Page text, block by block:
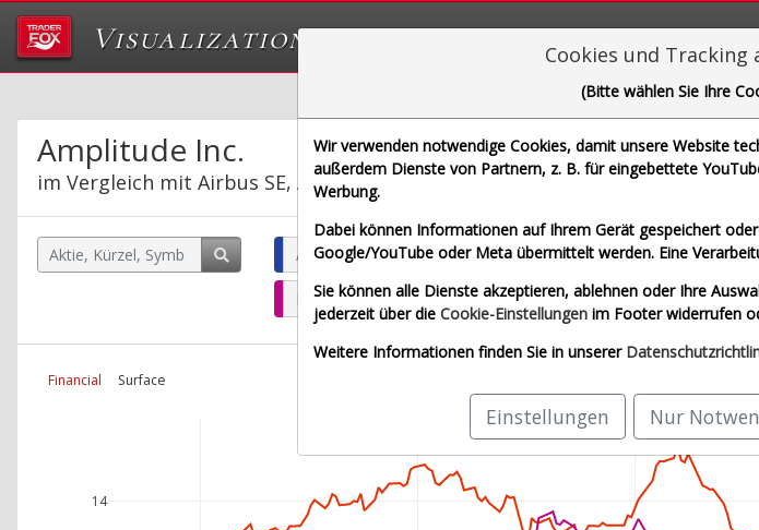
Visualizations
Amplitude Inc.
im Vergleich mit Airbus SE, Allianz SE, Bayerische Motoren Werke AG und 1
Amplitude Inc. (Echtzeit USD) Airbus SE (Echtzeit
Bayerische Motoren Werke AG (Echtzeit Euro) SAP
Financial Surface
14
Cookies und
(Bitte wählen Sie Ihre
Wir verwenden notwendige Cookies, damit unsere Website
außerdem Dienste von Partnern, z. B. für eingebettete
Werbung.
Dabei können Informationen auf Ihrem Gerät gespeichert
Google/YouTube oder Meta übermittelt werden. Eine
Sie können alle Dienste akzeptieren, ablehnen oder Ihre
jederzeit über die Cookie-Einstellungen im Footer widerrufen
Weitere Informationen finden Sie in unserer
Einstellungen Nur